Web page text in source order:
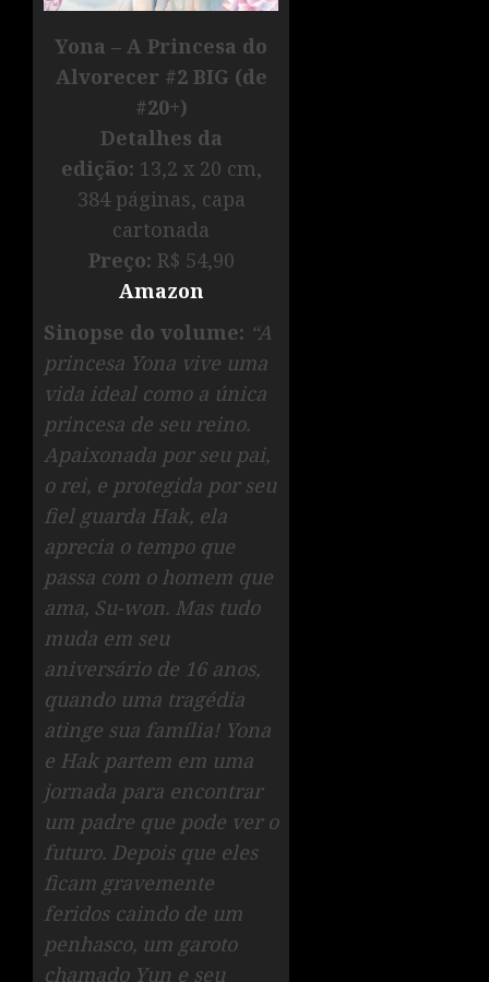
Yona – A Princesa do
Alvorecer #2 BIG (de
#20+)
Detalhes da
edição: 13,2 x 20 cm,
384 páginas, capa
cartonada
Preço: R$ 54,90
Amazon
Sinopse do volume: “A
princesa Yona vive uma
vida ideal como a única
princesa de seu reino.
Apaixonada por seu pai,
o rei, e protegida por seu
fiel guarda Hak, ela
aprecia o tempo que
passa com o homem que
ama, Su-won. Mas tudo
muda em seu
aniversário de 16 anos,
quando uma tragédia
atinge sua família! Yona
e Hak partem em uma
jornada para encontrar
um padre que pode ver o
futuro. Depois que eles
ficam gravemente
feridos caindo de um
penhasco, um garoto
chamado Yun e seu